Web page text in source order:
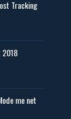
Tracking
2018
me net